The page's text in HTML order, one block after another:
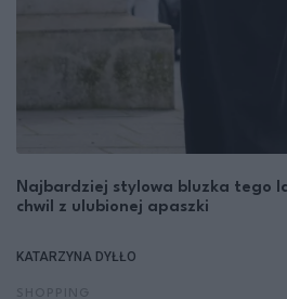
Najbardziej stylowa bluzka tego
chwil z ulubionej apaszki
KATARZYNA DYŁŁO